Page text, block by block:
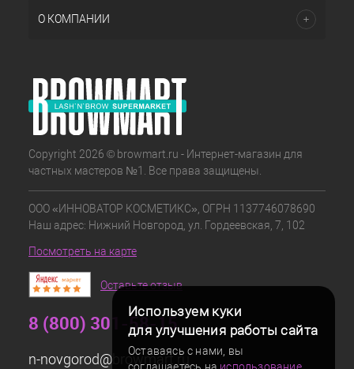
Используем куки
для улучшения работы сайта
Оставаясь с нами, вы
О КОМПАНИИ
Copyright 2026 © browmart.ru - Интернет-магазин для
частных мастеров №1. Все права защищены.
ООО «ИННОВАТОР КОСМЕТИКС», ОГРН 1137746078690
Наш адрес: Нижний Новгород, ул. Гордеевская, 7, 102
Посмотреть на карте
Оставьте отзыв
8 (800) 301-58-15
n-novgorod@browmart.ru